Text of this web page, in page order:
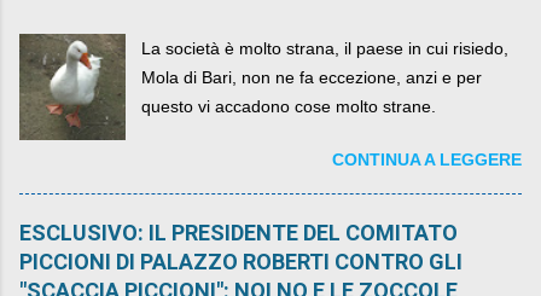
La società è molto strana, il paese in cui risiedo,
Mola di Bari, non ne fa eccezione, anzi e per
questo vi accadono cose molto strane.
CONTINUA A LEGGERE
ESCLUSIVO: IL PRESIDENTE DEL COMITATO
PICCIONI DI PALAZZO ROBERTI CONTRO GLI
"SCACCIA PICCIONI": NOI NO E LE ZOCCOLE